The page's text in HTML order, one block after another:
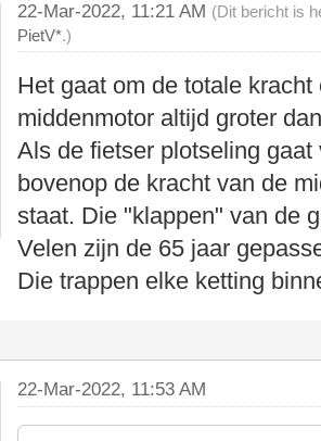
22-Mar-2022, 11:21 AM (Dit bericht is
PietV*.)
Het gaat om de totale
middenmotor altijd groter
Als de fietser plotseling
bovenop de kracht van de
staat. Die "klappen" van de
Velen zijn de 65 jaar
Die trappen elke ketting
22-Mar-2022, 11:53 AM